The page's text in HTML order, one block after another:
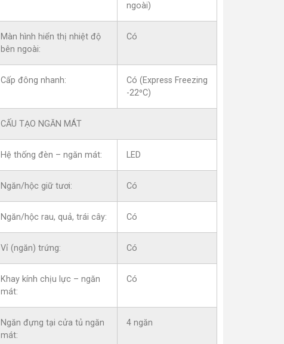
ngoài)
Màn hình hiển thị nhiệt độ
bên ngoài:
Có
Cấp đông nhanh:
Có (Express Freezing
-22⁰C)
CẤU TẠO NGĂN MÁT
Hệ thống đèn – ngăn mát: LED
Ngăn/hộc giữ tươi: Có
Ngăn/hộc rau, quả, trái cây: Có
Vỉ (ngăn) trứng: Có
Khay kính chịu lực – ngăn
mát:
Có
Ngăn đựng tại cửa tủ ngăn
mát:
4 ngăn